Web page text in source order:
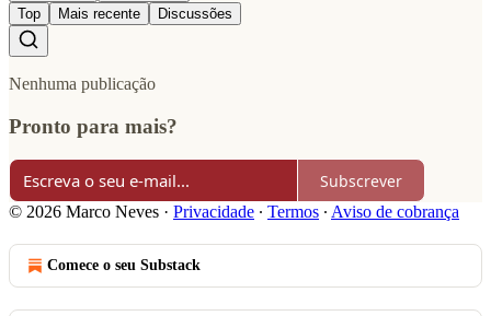
Top
Mais recente Discussões
Nenhuma publicação
Pronto para mais?
Subscrever
© 2026 Marco Neves · Privacidade ∙ Termos ∙ Aviso de cobrança
Comece o seu Substack